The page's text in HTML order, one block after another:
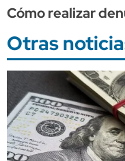
Cómo realizar
Otras